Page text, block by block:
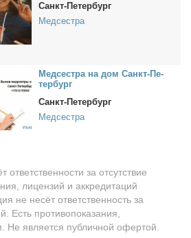
Санкт-Петербург
Медсестра
Мед­сест­ра на дом Санкт-Пе­
тер­бург
Санкт-Петербург
Медсестра
за отсутствие
лицензий и аккредитаций
не несёт ответственность за
Есть противопоказания,
Не является публичной офертой.